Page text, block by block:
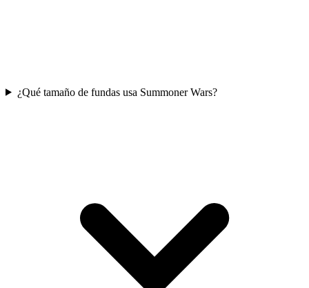
¿Qué tamaño de fundas usa Summoner Wars?